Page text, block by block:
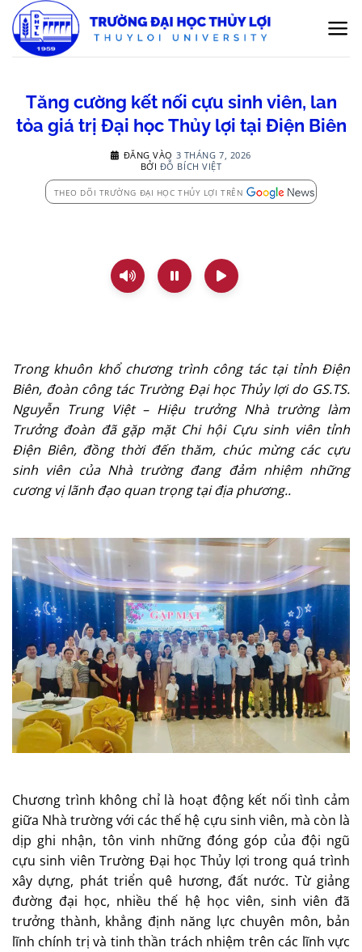
qua
nội
Tăng cường kết nối cựu sinh viên, lan
tỏa giá trị Đại học Thủy lợi tại Điện Biên
ĐĂNG VÀO 3 THÁNG 7, 2026
BỞI ĐỖ BÍCH VIỆT
THEO DÕI TRƯỜNG ĐẠI HỌC THỦY LỢI TRÊN
Trong khuôn khổ chương trình công tác tại tỉnh Điện
Biên, đoàn công tác Trường Đại học Thủy lợi do GS.TS.
Nguyễn Trung Việt – Hiệu trưởng Nhà trường làm
Trưởng đoàn đã gặp mặt Chi hội Cựu sinh viên tỉnh
Điện Biên, đồng thời đến thăm, chúc mừng các cựu
sinh viên của Nhà trường đang đảm nhiệm những
cương vị lãnh đạo quan trọng tại địa phương..
Chương trình không chỉ là hoạt động kết nối tình cảm
giữa Nhà trường với các thế hệ cựu sinh viên, mà còn là
dịp ghi nhận, tôn vinh những đóng góp của đội ngũ
cựu sinh viên Trường Đại học Thủy lợi trong quá trình
xây dựng, phát triển quê hương, đất nước. Từ giảng
đường đại học, nhiều thế hệ học viên, sinh viên đã
trưởng thành, khẳng định năng lực chuyên môn, bản
lĩnh chính trị và tinh thần trách nhiệm trên các lĩnh vực